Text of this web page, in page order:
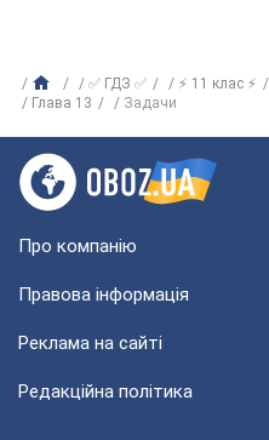
✅ ГДЗ ✅ ⚡ 11 клас ⚡
Глава 13
Задачи
Про компанію
Правова інформація
Реклама на сайті
Редакційна політика